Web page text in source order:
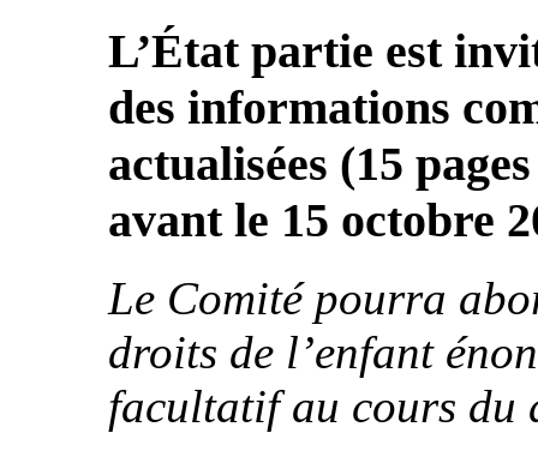
L’État partie est
des informations
actualisées (15
avant le 15 octobre
Le Comité pourra
droits de l’enfant
facultatif au cours du